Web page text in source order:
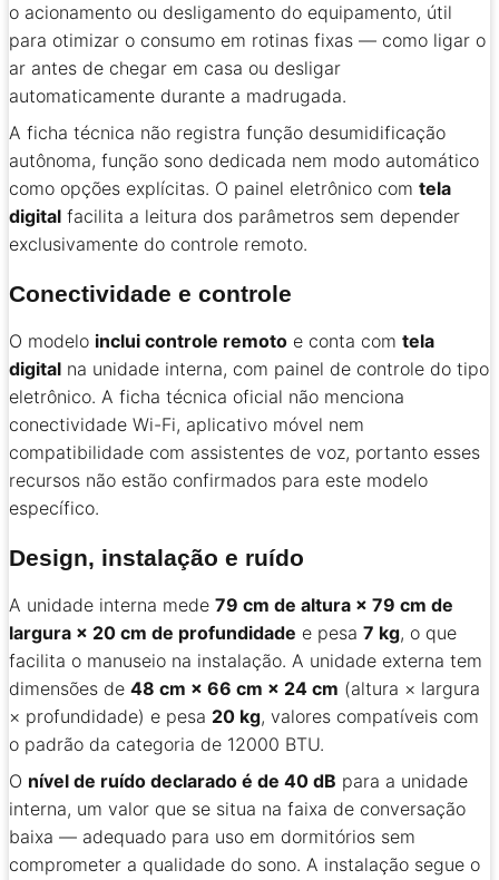
o acionamento ou desligamento do equipamento, útil
para otimizar o consumo em rotinas fixas — como ligar o
ar antes de chegar em casa ou desligar
automaticamente durante a madrugada.
A ficha técnica não registra função desumidificação
autônoma, função sono dedicada nem modo automático
como opções explícitas. O painel eletrônico com tela
digital facilita a leitura dos parâmetros sem depender
exclusivamente do controle remoto.
Conectividade e controle
O modelo inclui controle remoto e conta com tela
digital na unidade interna, com painel de controle do tipo
eletrônico. A ficha técnica oficial não menciona
conectividade Wi-Fi, aplicativo móvel nem
compatibilidade com assistentes de voz, portanto esses
recursos não estão confirmados para este modelo
específico.
Design, instalação e ruído
A unidade interna mede 79 cm de altura × 79 cm de
largura × 20 cm de profundidade e pesa 7 kg, o que
facilita o manuseio na instalação. A unidade externa tem
dimensões de 48 cm × 66 cm × 24 cm (altura × largura
× profundidade) e pesa 20 kg, valores compatíveis com
o padrão da categoria de 12000 BTU.
O nível de ruído declarado é de 40 dB para a unidade
interna, um valor que se situa na faixa de conversação
baixa — adequado para uso em dormitórios sem
comprometer a qualidade do sono. A instalação segue o